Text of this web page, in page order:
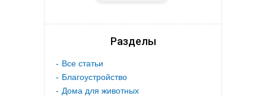
Разделы
Все статьи
Благоустройство
Дома для животных